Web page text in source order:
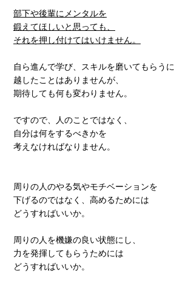
部下や後輩にメンタルを
鍛えてほしいと思っても、
それを押し付けてはいけません。
自ら進んで学び、スキルを磨いてもらうに
越したことはありませんが、
期待しても何も変わりません。
ですので、人のことではなく、
自分は何をするべきかを
考えなければなりません。
周りの人のやる気やモチベーションを
下げるのではなく、高めるためには
どうすればいいか。
周りの人を機嫌の良い状態にし、
力を発揮してもらうためには
どうすればいいか。